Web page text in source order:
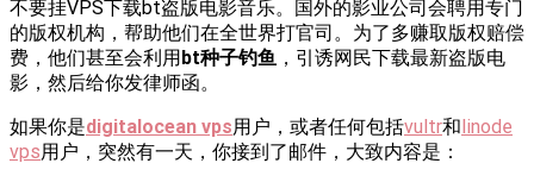
不要挂VPS下载bt盗版电影音乐。国外的影业公司会聘用专门
的版权机构，帮助他们在全世界打官司。为了多赚取版权赔偿
费，他们甚至会利用bt种子钓鱼 ，引诱网民下载最新盗版电
影，然后给你发律师函。
如果你是digitalocean vps用户，或者任何包括vultr和linode
vps用户，突然有一天，你接到了邮件，大致内容是：